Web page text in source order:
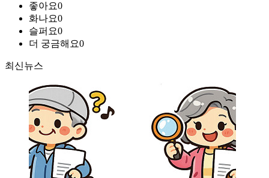
좋아요0
화나요0
슬퍼요0
더 궁금해요0
최신뉴스